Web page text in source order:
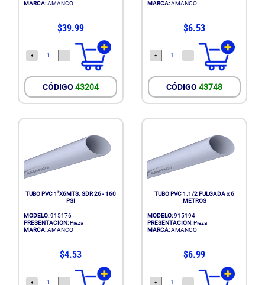
MARCA:AMANCO
$39.99
+ -
CÓDIGO 43204
MARCA:AMANCO
$6.53
+ -
CÓDIGO 43748
TUBO PVC 1"X6MTS. SDR 26 - 160
PSI
MODELO:915176
PRESENTACION:Pieza
MARCA:AMANCO
$4.53
+ -
TUBO PVC 1.1/2 PULGADA x 6
METROS
MODELO:915194
PRESENTACION:Pieza
MARCA:AMANCO
$6.99
+ -